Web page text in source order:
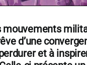
mouvements
d’une
et à